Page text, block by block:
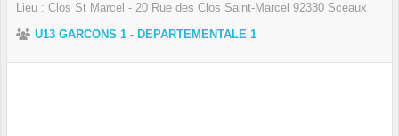
Lieu : Clos St Marcel - 20 Rue des Clos Saint-Marcel 92330 Sceaux
U13 GARCONS 1 - DEPARTEMENTALE 1